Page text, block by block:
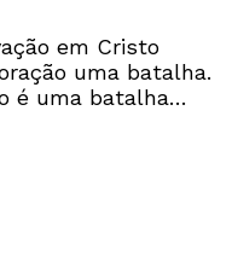
em Cristo
uma batalha.
é uma batalha